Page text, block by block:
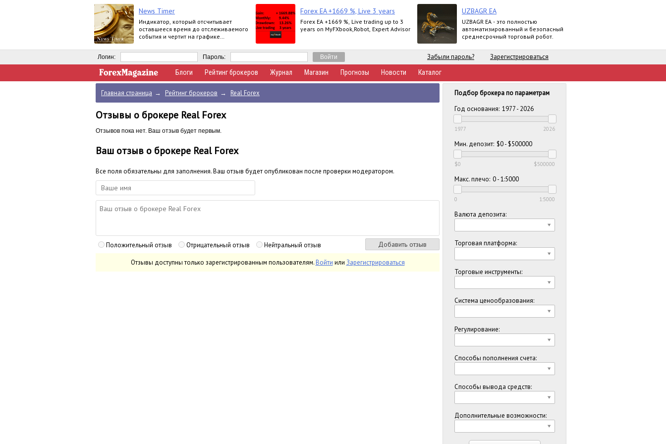
News Timer
Индикатор, который отсчитывает
оставшееся время до отслеживаемого
события и чертит на графике
событие произойдет.
Forex EA +1669 %, Live 3 years
Forex EA +1669 %, Live trading up to 3
years on MyFXbook,Robot, Expert Advisor
UZBAGR EA
UZBAGR EA - это полностью
автоматизированный и безопасный
среднесрочный торговый робот.
Логин: Пароль: Забыли пароль? Зарегистрироваться
Блоги Рейтинг брокеров Журнал Магазин Прогнозы Новости Каталог
Главная страница → Рейтинг брокеров → Real Forex
Отзывы о брокере Real Forex
Отзывов пока нет. Ваш отзыв будет первым.
Ваш отзыв о брокере Real Forex
Все поля обязательны для заполнения. Ваш отзыв будет опубликован после проверки модератором.
Положительный отзыв Отрицательный отзыв Нейтральный отзыв
Отзывы доступны только зарегистрированным пользователям.Войти или Зарегистрироваться
Подбор брокера по параметрам
Год основания: 1977 - 2026
1977 2026
Мин. депозит: $0 - $500000
$0 $500000
Макс. плечо: 0 - 1:5000
0 1:5000
Валюта депозита:
Торговая платформа:
Торговые инструменты:
Система ценообразования:
Регулирование:
Способы пополнения счета:
Способы вывода средств:
Дополнительные возможности: